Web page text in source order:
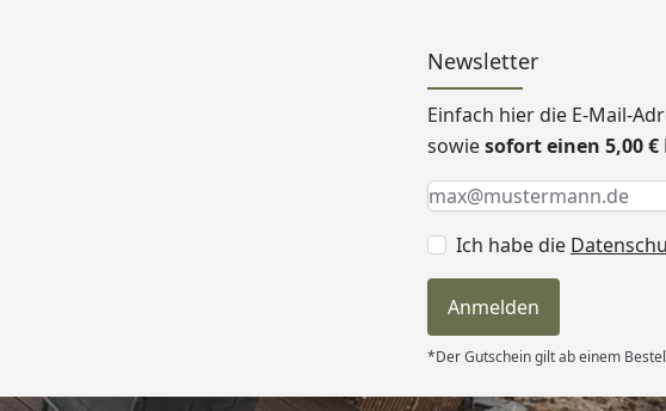
Newsletter
Einfach hier die E-Mail-
sowiesofort einen 5,00
Keine Eingabe erforderlich
Eingabe erforderlich
E-Mail *
Ich habe die
Anmelden
*Der Gutschein gilt ab einem